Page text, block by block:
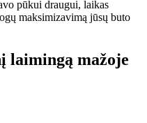
pūkui draugui, laikas
maksimizavimą jūsų buto
laimingą mažoje